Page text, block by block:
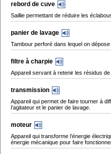
rebord de cuve
Saillie permettant de réduire les
panier de lavage
Tambour perforé dans lequel on dépose
filtre à charpie
Appareil servant à retenir les résidus de
transmission
Appareil qui permet de faire tourner à
l’agitateur et le panier de lavage.
moteur
Appareil qui transforme l’énergie
énergie mécanique pour faire